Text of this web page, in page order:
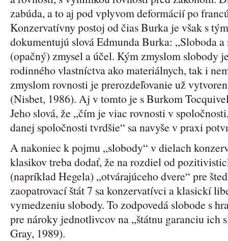
zabúda, a to aj pod vplyvom deformácií po
Konzervatívny postoj od čias Burka je však s
dokumentujú slová Edmunda Burka: „Sloboda
(opačný) zmysel a účel. Kým zmyslom slobody
rodinného vlastníctva ako materiálnych, tak i
zmyslom rovnosti je prerozdeľovanie už
(Nisbet, 1986). Aj v tomto je s Burkom
Jeho slová, že „čím je viac rovnosti v
danej spoločnosti tvrdšie“ sa navyše v praxi
A nakoniec k pojmu „slobody“ v dielach
klasikov treba dodať, že na rozdiel od
(napríklad Hegela) „otvárajúceho dvere“ pre
zaopatrovací štát 7 sa konzervatívci a klasickí
vymedzeniu slobody. To zodpovedá slobode s
pre nároky jednotlivcov na „štátnu garanciu ich
Gray, 1989).